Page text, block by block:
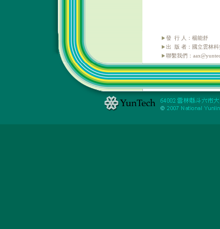
發 行 人：楊能舒
出 版 者：國立雲林科
聯繫我們：